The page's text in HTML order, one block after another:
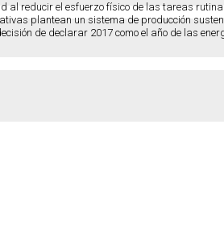
reducir el esfuerzo físico de las tareas
plantean un sistema de producción
de declarar 2017 como el año de las